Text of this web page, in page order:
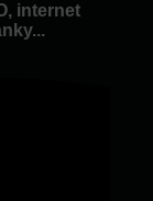
internet